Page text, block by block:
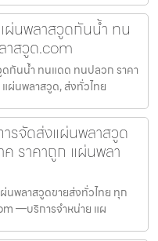
ผ่นพลาสวูดกันน้ำ ทน
สวูด.com
กันน้ำ ทนแดด ทนปลวก ราคา
ผ่นพลาสวูด, ส่งทั่วไทย
รจัดส่งแผ่นพลาสวูด
ราคาถูก แผ่นพลา
นพลาสวูดขายส่งทั่วไทย ทุก
—บริการจำหน่าย แผ